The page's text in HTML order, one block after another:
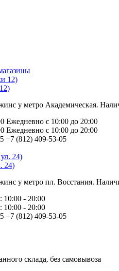
у метро Академическая.
Ежедневно с 10:00 до 20:00
Ежедневно с 10:00 до 20:00
+7 (812) 409-53-05
24)
у метро пл. Восстания.
10:00 - 20:00
10:00 - 20:00
+7 (812) 409-53-05
склада, без самовывоза